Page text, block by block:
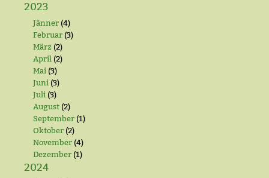
2023
Jänner (4)
Februar (3)
März (2)
April (2)
Mai (3)
Juni (3)
Juli (3)
August (2)
September (1)
Oktober (2)
November (4)
Dezember (1)
2024